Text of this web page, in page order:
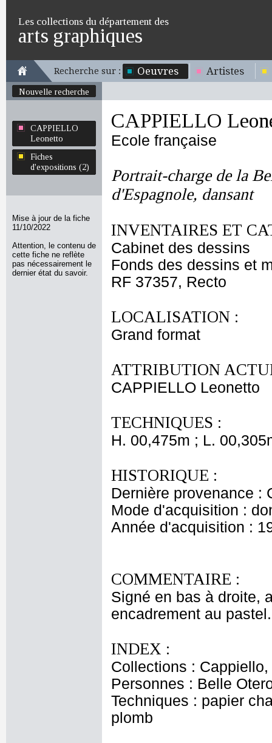
Les collections du département des
arts graphiques
Recherche sur : Oeuvres Artistes
Nouvelle recherche
CAPPIELLO
Leonetto
Fiches
d'expositions (2)
Mise à jour de la fiche
11/10/2022
Attention, le contenu de
cette fiche ne reflète
pas nécessairement le
dernier état du savoir.
CAPPIELLO
Ecole française
Portrait-charge de la
d'Espagnole, dansant
INVENTAIRES ET
Cabinet des dessins
Fonds des dessins et
RF 37357, Recto
LOCALISATION :
Grand format
ATTRIBUTION
CAPPIELLO Leonetto
TECHNIQUES :
H. 00,475m ; L.
HISTORIQUE :
Dernière provenance :
Mode d'acquisition :
Année d'acquisition :
COMMENTAIRE :
Signé en bas à droite,
encadrement au pastel.
INDEX :
Collections :
Personnes : Belle
Techniques : papier
plomb